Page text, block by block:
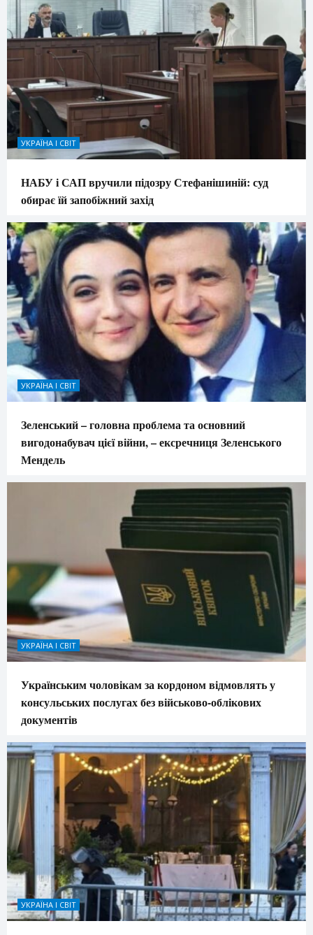
УКРАЇНА І СВІТ
НАБУ і САП вручили підозру Стефанішиній: суд
обирає їй запобіжний захід
УКРАЇНА І СВІТ
Зеленський – головна проблема та основний
вигодонабувач цієї війни, – ексречниця Зеленського
Мендель
УКРАЇНА І СВІТ
Українським чоловікам за кордоном відмовлять у
консульських послугах без військово-облікових
документів
УКРАЇНА І СВІТ